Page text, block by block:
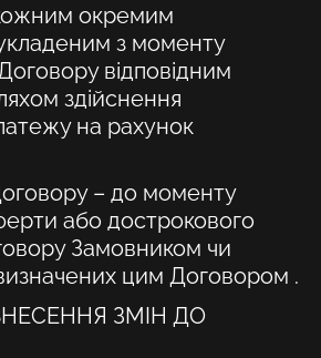
окремим
з моменту
відповідним
здійснення
на рахунок
– до моменту
або дострокового
Замовником чи
цим Договором .
ЗМІН ДО